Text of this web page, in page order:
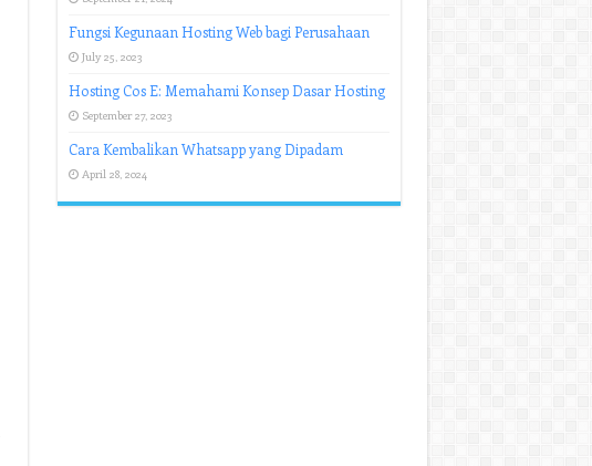
Fungsi Kegunaan Hosting Web bagi Perusahaan
July 25, 2023
Hosting Cos E: Memahami Konsep Dasar Hosting
September 27, 2023
Cara Kembalikan Whatsapp yang Dipadam
April 28, 2024